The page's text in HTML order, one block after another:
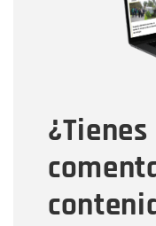
Tipo de
Mensaje